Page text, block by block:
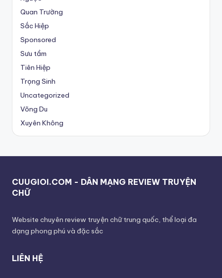
Quan Trường
Sắc Hiệp
Sponsored
Sưu tầm
Tiên Hiệp
Trọng Sinh
Uncategorized
Võng Du
Xuyên Không
CUUGIOI.COM - DÂN MẠNG REVIEW TRUYỆN
CHỮ
Website chuyên review truyện chữ trung quốc, thể loại đa
dạng phong phú và đặc sắc
LIÊN HỆ